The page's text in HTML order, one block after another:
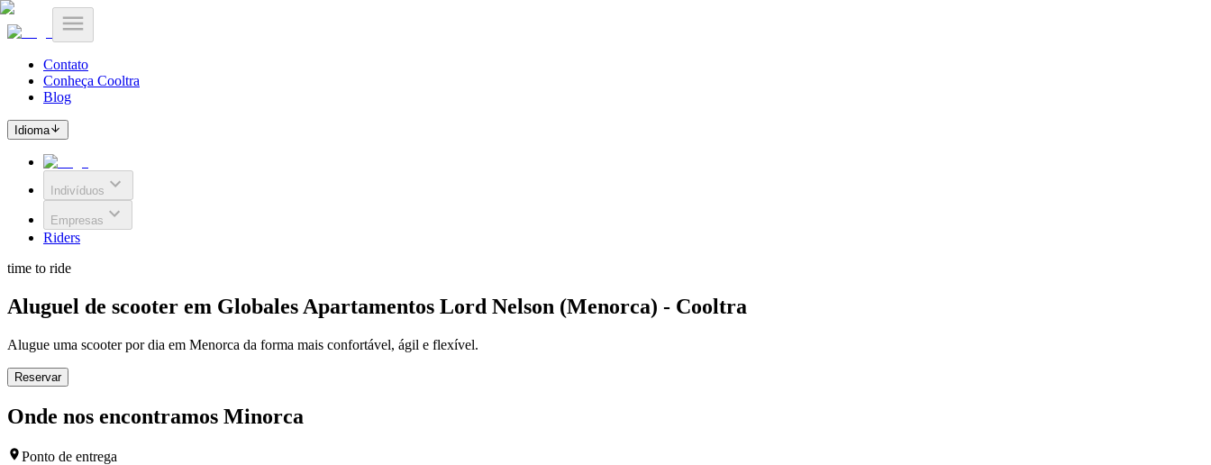
Contato
Conheça Cooltra
Blog
Idioma
Indivíduos
Empresas
Riders
time to ride
Aluguel de scooter em Globales Apartamentos Lord Nelson (Menorca) - Cooltra
Alugue uma scooter por dia em Menorca da forma mais confortável, ágil e flexível.
Reservar
Onde nos encontramos Minorca
Ponto de entrega